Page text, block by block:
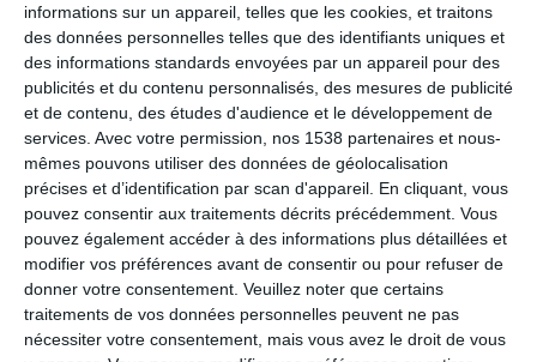
informations sur un appareil, telles que les cookies, et traitons
des données personnelles telles que des identifiants uniques et
des informations standards envoyées par un appareil pour des
publicités et du contenu personnalisés, des mesures de publicité
et de contenu, des études d'audience et le développement de
services. Avec votre permission, nos 1538 partenaires et nous-
mêmes pouvons utiliser des données de géolocalisation
précises et d’identification par scan d'appareil. En cliquant, vous
pouvez consentir aux traitements décrits précédemment. Vous
pouvez également accéder à des informations plus détaillées et
modifier vos préférences avant de consentir ou pour refuser de
donner votre consentement. Veuillez noter que certains
traitements de vos données personnelles peuvent ne pas
nécessiter votre consentement, mais vous avez le droit de vous
une perte de poids efficace, privilégiez toujours des aliments
bruts, frais et variésplutôt que ces substituts chimiques.
Apprendre à décrypter le pavé nutritionnelet la liste des
ingrédients sur les étiquettes reste votre meilleure arme pour ne
plus vous laisser tromper par les promesses de minceur
instantanée.